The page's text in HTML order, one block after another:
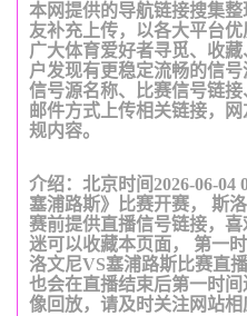
本网提供的导航链接搜集
友补充上传，以各大平台
广大体育爱好者寻觅、收
户发现有更稳定流畅的信号
信号源名称、比赛信号链
邮件方式上传相关链接，
规内容。
介绍：北京时间2026-06-04
塞浦路斯》比赛开赛， 斯
赛前提供直播信号链接，
迷可以收藏本页面， 第一
洛文尼VS塞浦路斯比赛直
也会在直播结束后第一时
像回放，请及时关注网站相